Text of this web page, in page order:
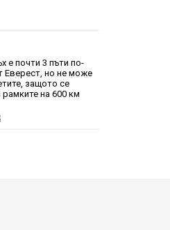
със
на
е почти 3 пъти по-
защото се
рамките на 600 км